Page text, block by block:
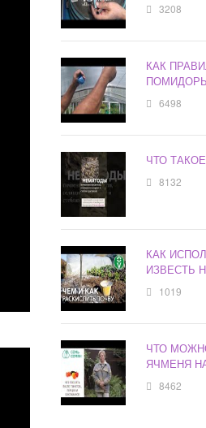
3208
КАК
6498
ЧТО
8132
КАК
ИЗВЕСТЬ
1019
ЧТО
ЯЧМЕНЯ
8462